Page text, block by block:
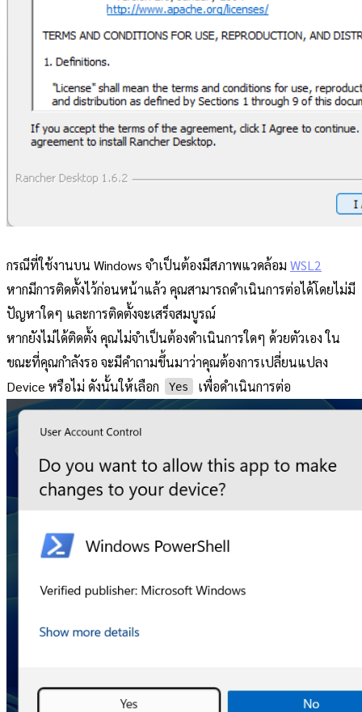
กรณีที่ใช้งานบน Windows จำเป็นต้องมีสภาพแวดล้อม WSL2
หากมีการติดตั้งไว้ก่อนหน้าแล้ว คุณสามารถดำเนินการต่อได้โดยไม่มี
ปัญหาใดๆ และการติดตั้งจะเสร็จสมบูรณ์
หากยังไม่ได้ติดตั้ง คุณไม่จำเป็นต้องดำเนินการใดๆ ด้วยตัวเอง ใน
ขณะที่คุณกำลังรอ จะมีคำถามขึ้นมาว่าคุณต้องการเปลี่ยนแปลง
Device หรือไม่ ดังนั้นให้เลือก
Yes เพื่อดำเนินการต่อ